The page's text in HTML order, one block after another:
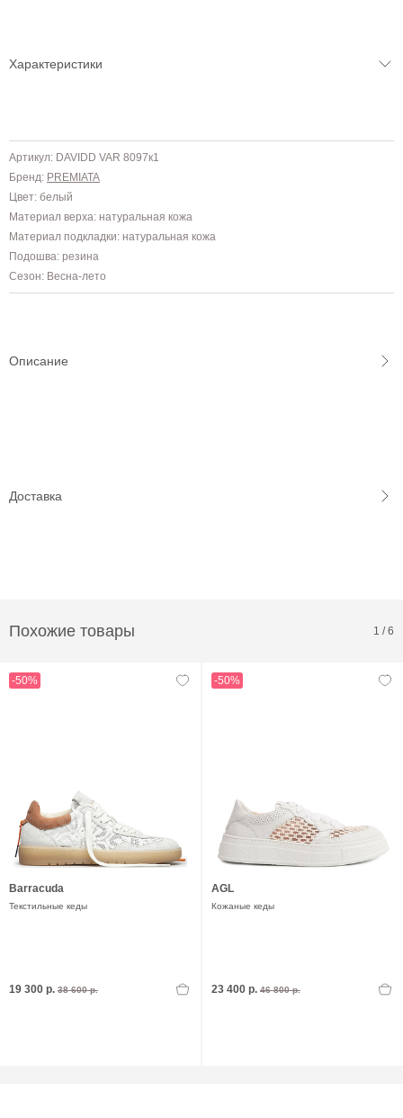
Характеристики
Артикул: DAVIDD VAR 8097к1
Бренд: PREMIATA
Цвет: белый
Материал верха: натуральная кожа
Материал подкладки: натуральная кожа
Подошва: резина
Сезон: Весна-лето
Описание
Доставка
Похожие товары 1 /6
-50%
Barracuda
Текстильные кеды
19 300 р. 38 600 р.
-50%
AGL
Кожаные кеды
23 400 р. 46 800 р.